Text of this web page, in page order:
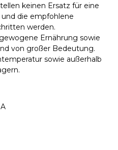
keinen Ersatz für eine
die empfohlene
werden.
Ernährung sowie
von großer Bedeutung.
sowie außerhalb